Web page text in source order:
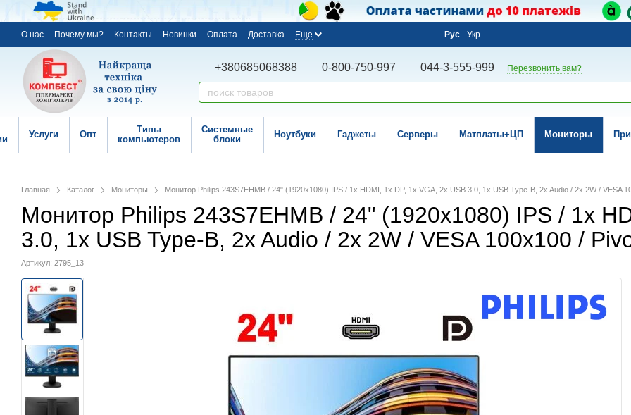
О нас Почему мы? Контакты Новинки Оплата Доставка Еще Рус Укр
+380685068388 0-800-750-997 044-3-555-999 Перезвонить вам?
Услуги Опт
Типы
компьютеров
Системные
блоки
Ноутбуки Гаджеты Серверы Матплаты+ЦП Мониторы
Главная Каталог Мониторы Монитор Philips 243S7EHMB / 24" (1920x1080) IPS / 1x HDMI, 1x DP, 1x VGA, 2x USB 3.0, 1x USB Type-B, 2x Audio / 2x 2W / VESA
Монитор Philips 243S7EHMB / 24" (1920x1080) IPS / 1x
3.0, 1x USB Type-B, 2x Audio / 2x 2W / VESA 100x100 /
Артикул: 2795_13